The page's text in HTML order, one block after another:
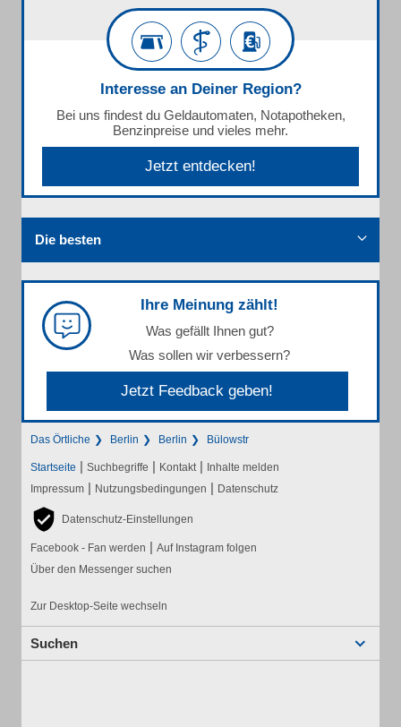
Interesse an Deiner Region?
Bei uns findest du Geldautomaten, Notapotheken,
Benzinpreise und vieles mehr.
Jetzt entdecken!
Die besten
Ihre Meinung zählt!
Was gefällt Ihnen gut?
Was sollen wir verbessern?
Jetzt Feedback geben!
Das Örtliche Berlin Berlin Bülowstr
Startseite | Suchbegriffe | Kontakt | Inhalte melden
Impressum | Nutzungsbedingungen | Datenschutz
Datenschutz-Einstellungen
Facebook - Fan werden | Auf Instagram folgen
Über den Messenger suchen
Zur Desktop-Seite wechseln
Suchen